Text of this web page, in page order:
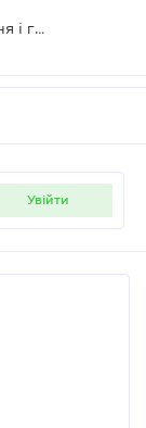
ФОПи очікують на економічне бронювання і готові платити – адвокат
увійти